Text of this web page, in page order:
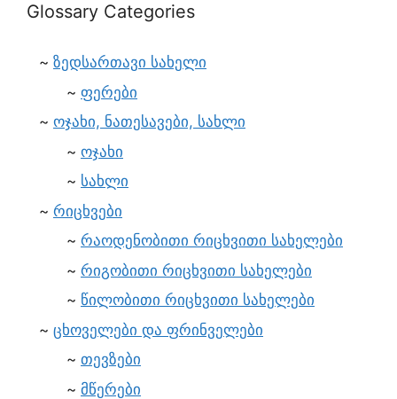
Glossary Categories
ზედსართავი სახელი
ფერები
ოჯახი, ნათესავები, სახლი
ოჯახი
სახლი
რიცხვები
რაოდენობითი რიცხვითი სახელები
რიგობითი რიცხვითი სახელები
წილობითი რიცხვითი სახელები
ცხოველები და ფრინველები
თევზები
მწერები